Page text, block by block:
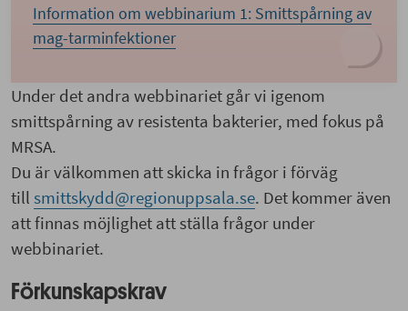
Information om webbinarium 1: Smittspårning av
mag-tarminfektioner
Under det andra webbinariet går vi igenom
smittspårning av resistenta bakterier, med fokus på
MRSA.
Du är välkommen att skicka in frågor i förväg
till smittskydd@regionuppsala.se. Det kommer även
att finnas möjlighet att ställa frågor under
webbinariet.
Förkunskapskrav